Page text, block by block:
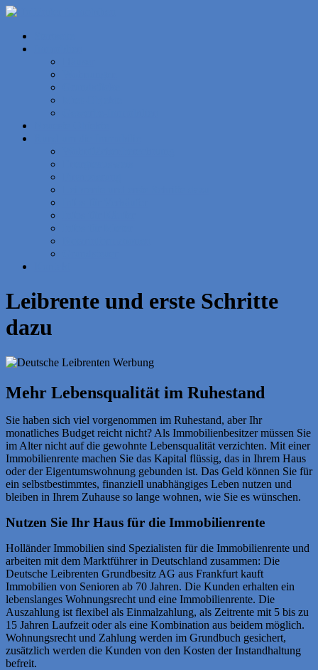
Leibrente und erste Schritte
dazu
Mehr Lebensqualität im Ruhestand
Sie haben sich viel vorgenommen im Ruhestand, aber Ihr
monatliches Budget reicht nicht? Als Immobilienbesitzer müssen Sie
im Alter nicht auf die gewohnte Lebensqualität verzichten. Mit einer
Immobilienrente machen Sie das Kapital flüssig, das in Ihrem Haus
oder der Eigentumswohnung gebunden ist. Das Geld können Sie für
ein selbstbestimmtes, finanziell unabhängiges Leben nutzen und
bleiben in Ihrem Zuhause so lange wohnen, wie Sie es wünschen.
Nutzen Sie Ihr Haus für die Immobilienrente
Holländer Immobilien sind Spezialisten für die Immobilienrente und
arbeiten mit dem Marktführer in Deutschland zusammen: Die
Deutsche Leibrenten Grundbesitz AG aus Frankfurt kauft
Immobilien von Senioren ab 70 Jahren. Die Kunden erhalten ein
lebenslanges Wohnungsrecht und eine Immobilienrente. Die
Auszahlung ist flexibel als Einmalzahlung, als Zeitrente mit 5 bis zu
15 Jahren Laufzeit oder als eine Kombination aus beidem möglich.
Wohnungsrecht und Zahlung werden im Grundbuch gesichert,
zusätzlich werden die Kunden von den Kosten der Instandhaltung
befreit.